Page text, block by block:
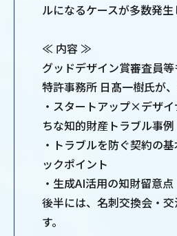
ルになるケースが多数発生
≪ 内容 ≫
グッドデザイン賞審査員
特許事務所 日髙一樹氏が、
・スタートアップ×デザ
ちな知的財産トラブル事例
・トラブルを防ぐ契約の
ックポイント
・生成AI活用の知財留意点
後半には、名刺交換会・
す。